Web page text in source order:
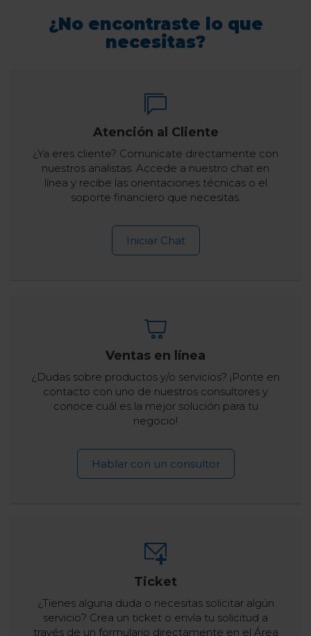
¿No encontraste lo que
necesitas?
Atención al Cliente
¿Ya eres cliente? Comunicate directamente con
nuestros analistas. Accede a nuestro chat en
línea y recibe las orientaciones técnicas o el
soporte financiero que necesitas.
Iniciar Chat
Ventas en línea
¿Dudas sobre productos y/o servicios? ¡Ponte en
contacto con uno de nuestros consultores y
conoce cuál es la mejor solución para tu
negocio!
Hablar con un consultor
Ticket
¿Tienes alguna duda o necesitas solicitar algún
servicio? Crea un ticket o envía tu solicitud a
través de un formulario directamente en el Área